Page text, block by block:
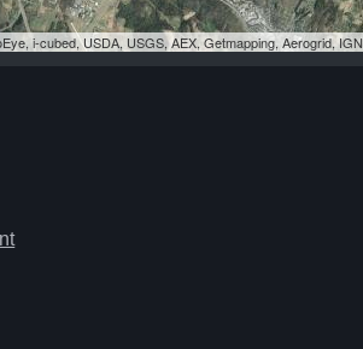
i-cubed, USDA, USGS, AEX, Getmapping, Aerogrid,